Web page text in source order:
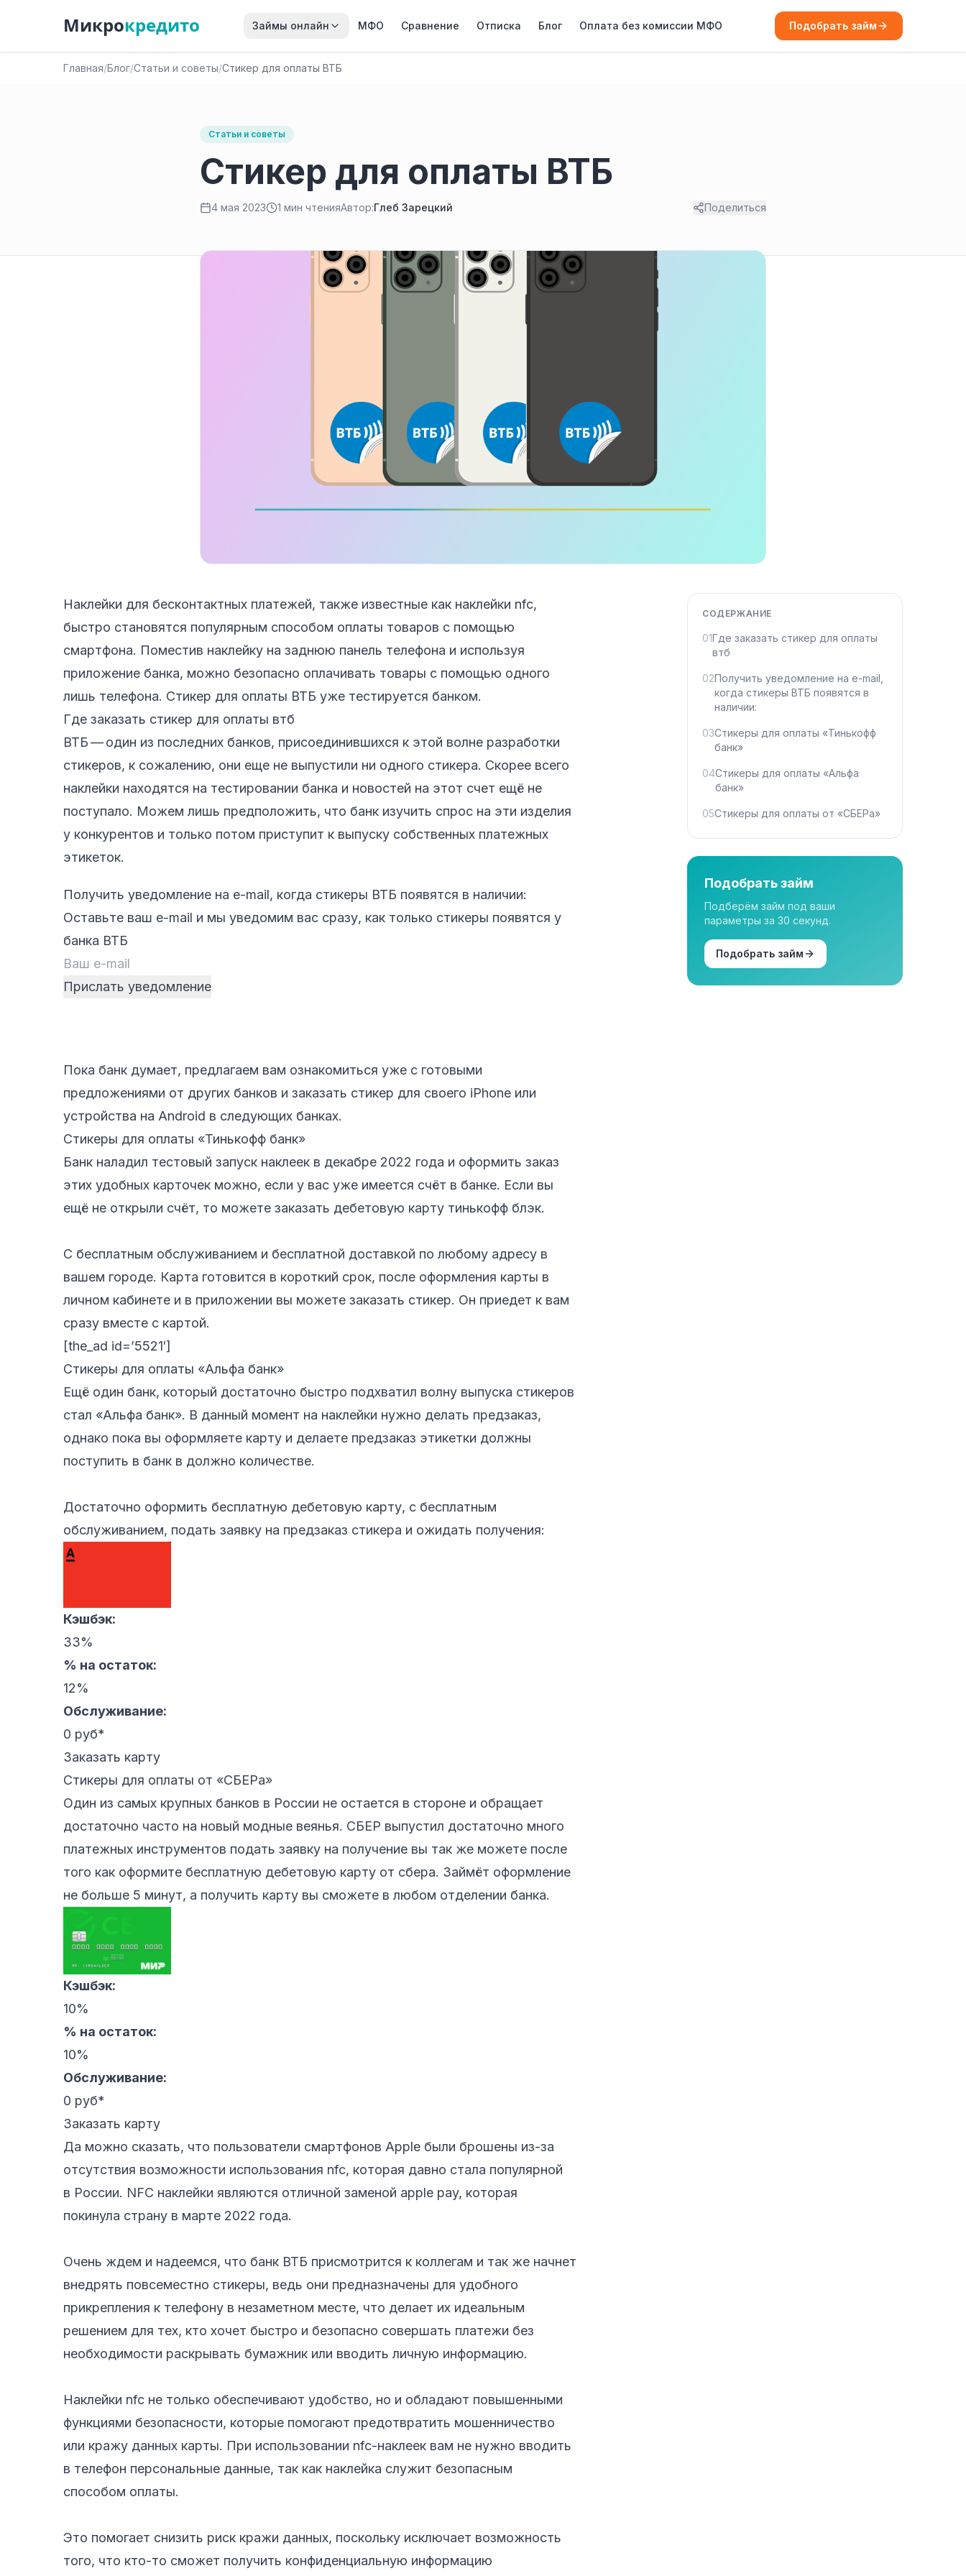
Микрокредито Займы онлайн МФО Сравнение Отписка Блог Оплата без комиссии МФО Подобрать займ
Главная/Блог/Статьи и советы/Стикер для оплаты ВТБ
Статьи и советы
Стикер для оплаты ВТБ
4 мая 2023 1 мин чтенияАвтор:Глеб Зарецкий Поделиться
Наклейки для бесконтактных платежей, также известные как наклейки nfc,
быстро становятся популярным способом оплаты товаров с помощью
смартфона. Поместив наклейку на заднюю панель телефона и используя
приложение банка, можно безопасно оплачивать товары с помощью одного
лишь телефона. Стикер для оплаты ВТБ уже тестируется банком.
Где заказать стикер для оплаты втб
ВТБ — один из последних банков, присоединившихся к этой волне разработки
стикеров, к сожалению, они еще не выпустили ни одного стикера. Скорее всего
наклейки находятся на тестировании банка и новостей на этот счет ещё не
поступало. Можем лишь предположить, что банк изучить спрос на эти изделия
у конкурентов и только потом приступит к выпуску собственных платежных
этикеток.
Получить уведомление на e-mail, когда стикеры ВТБ появятся в наличии:
Оставьте ваш e-mail и мы уведомим вас сразу, как только стикеры появятся у
банка ВТБ
Пока банк думает, предлагаем вам ознакомиться уже с готовыми
предложениями от других банков и заказать стикер для своего iPhone или
устройства на Android в следующих банках.
Стикеры для оплаты «Тинькофф банк»
Банк наладил тестовый запуск наклеек в декабре 2022 года и оформить заказ
этих удобных карточек можно, если у вас уже имеется счёт в банке. Если вы
ещё не открыли счёт, то можете заказать дебетовую карту тинькофф блэк.
С бесплатным обслуживанием и бесплатной доставкой по любому адресу в
вашем городе. Карта готовится в короткий срок, после оформления карты в
личном кабинете и в приложении вы можете заказать стикер. Он приедет к вам
сразу вместе с картой.
[the_ad id=’5521′]
Стикеры для оплаты «Альфа банк»
Ещё один банк, который достаточно быстро подхватил волну выпуска стикеров
стал «Альфа банк». В данный момент на наклейки нужно делать предзаказ,
однако пока вы оформляете карту и делаете предзаказ этикетки должны
поступить в банк в должно количестве.
Достаточно оформить бесплатную дебетовую карту, с бесплатным
обслуживанием, подать заявку на предзаказ стикера и ожидать получения:
Кэшбэк:
33%
% на остаток:
12%
Обслуживание:
0 руб*
Заказать карту
Стикеры для оплаты от «СБЕРа»
Один из самых крупных банков в России не остается в стороне и обращает
достаточно часто на новый модные веянья. СБЕР выпустил достаточно много
платежных инструментов подать заявку на получение вы так же можете после
того как оформите бесплатную дебетовую карту от сбера. Займёт оформление
не больше 5 минут, а получить карту вы сможете в любом отделении банка.
Кэшбэк:
10%
% на остаток:
10%
Обслуживание:
0 руб*
Заказать карту
Да можно сказать, что пользователи смартфонов Apple были брошены из-за
отсутствия возможности использования nfc, которая давно стала популярной
в России. NFC наклейки являются отличной заменой apple pay, которая
покинула страну в марте 2022 года.
Очень ждем и надеемся, что банк ВТБ присмотрится к коллегам и так же начнет
внедрять повсеместно стикеры, ведь они предназначены для удобного
прикрепления к телефону в незаметном месте, что делает их идеальным
решением для тех, кто хочет быстро и безопасно совершать платежи без
необходимости раскрывать бумажник или вводить личную информацию.
Наклейки nfc не только обеспечивают удобство, но и обладают повышенными
функциями безопасности, которые помогают предотвратить мошенничество
или кражу данных карты. При использовании nfc-наклеек вам не нужно вводить
в телефон персональные данные, так как наклейка служит безопасным
способом оплаты.
Это помогает снизить риск кражи данных, поскольку исключает возможность
того, что кто-то сможет получить конфиденциальную информацию
СОДЕРЖАНИЕ
01Где заказать стикер для оплаты
втб
02Получить уведомление на e-mail,
когда стикеры ВТБ появятся в
наличии:
03Стикеры для оплаты «Тинькофф
банк»
04Стикеры для оплаты «Альфа
банк»
05Стикеры для оплаты от «СБЕРа»
Подобрать займ
Подберём займ под ваши
параметры за 30 секунд.
Подобрать займ